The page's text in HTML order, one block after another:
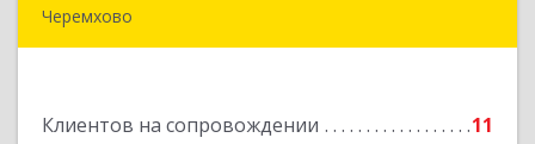
Черемхово
Клиентов на сопровождении 11